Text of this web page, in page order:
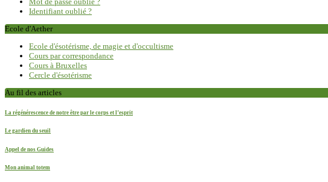
Identifiant oublié ?
Ecole d'Aether
Ecole d'ésotérisme, de magie et d'occultisme
Cours par correspondance
Cours à Bruxelles
Cercle d'ésotérisme
Au fil des articles
La régénérescence de notre être par le corps et l’esprit
Le gardien du seuil
Appel de nos Guides
Mon animal totem